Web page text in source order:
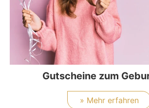
Gutscheine zum
» Mehr erfahren